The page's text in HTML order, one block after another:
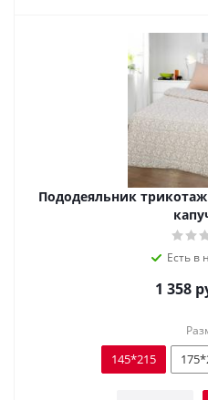
Пододеяльник
Есть в
1 358
145*215